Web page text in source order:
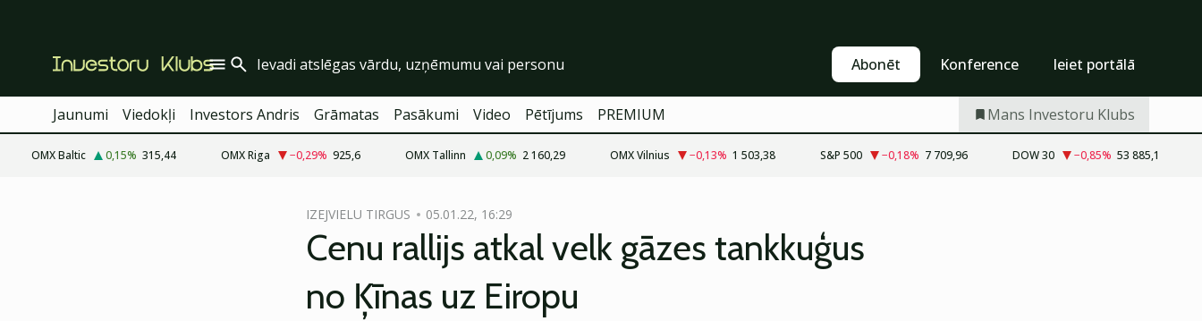
Abonēt Konference Ieiet portālā
Jaunumi Viedokļi Investors Andris Grāmatas Pasākumi Video Pētījums PREMIUM Mans Investoru Klubs
OMX Baltic 0,15% 315,44 OMX Riga −0,29% 925,6 OMX Tallinn 0,09% 2 160,29 OMX Vilnius −0,13% 1 503,38 S&P 500 −0,18% 7 709,96 DOW 30 −0,85% 53 885,1
IZEJVIELU TIRGUS 05.01.22, 16:29
Cenu rallijs atkal velk gāzes tankkuģus
no Ķīnas uz Eiropu